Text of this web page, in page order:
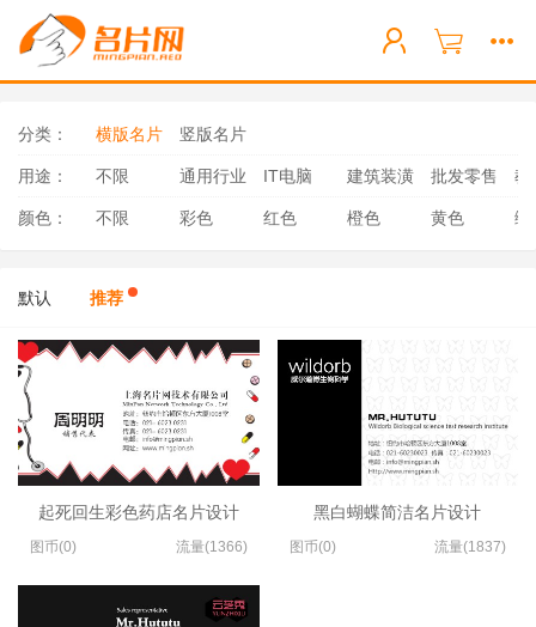
分类： 横版名片 竖版名片
用途： 不限 通用行业 IT电脑 建筑装潢 批发零售 教
颜色： 不限 彩色 红色 橙色 黄色 绿
默认 推荐
起死回生彩色药店名片设计
图币(0) 流量(1366)
黑白蝴蝶简洁名片设计
图币(0) 流量(1837)